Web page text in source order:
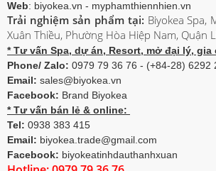
Web: biyokea.vn - myphamthiennhien.vn
Trải nghiệm sản phẩm tại: Biyokea Spa,
Xuân Thiều, Phường Hòa Hiệp Nam, Quận
* Tư vấn Spa, dự án, Resort, mở đại lý,
Phone/ Zalo: 0979 79 36 76 - (+84-28) 6292
Email: sales@biyokea.vn
Facebook: Brand Biyokea
* Tư vấn bán lẻ & online:
Tel: 0938 383 415
Email: biyokea.trade@gmail.com
Facebook: biyokeatinhdauthanhxuan